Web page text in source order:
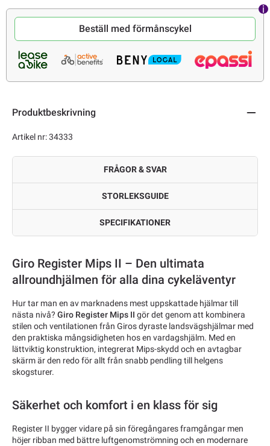
Beställ med förmånscykel
Produktbeskrivning
Artikel nr: 34333
FRÅGOR & SVAR
STORLEKSGUIDE
SPECIFIKATIONER
Giro Register Mips II – Den ultimata
allroundhjälmen för alla dina cykeläventyr
Hur tar man en av marknadens mest uppskattade hjälmar till
nästa nivå? Giro Register Mips II gör det genom att kombinera
stilen och ventilationen från Giros dyraste landsvägshjälmar med
den praktiska mångsidigheten hos en vardagshjälm. Med en
lättviktig konstruktion, integrerat Mips-skydd och en avtagbar
skärm är den redo för allt från snabb pendling till helgens
skogsturer.
Säkerhet och komfort i en klass för sig
Register II bygger vidare på sin föregångares framgångar men
höjer ribban med bättre luftgenomströmning och en modernare